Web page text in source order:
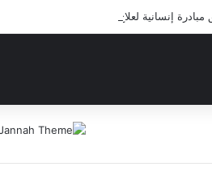
إنسانية لعلاج أيتام مدرسة كافل اليتيم